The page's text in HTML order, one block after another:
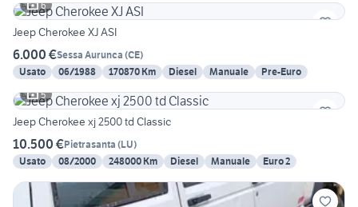
6
Jeep Cherokee XJ ASI
6.000 €Sessa Aurunca (CE)
Usato
06/1988 170870 Km Diesel Manuale
Pre-Euro
5
Jeep Cherokee xj 2500 td Classic
10.500 €Pietrasanta (LU)
Usato
08/2000 248000 Km Diesel Manuale Euro 2